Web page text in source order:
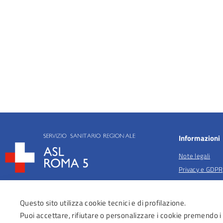
Informazioni
Note legali
Privacy e GDPR
Privacy per
Anticorruzione
Obiettivi di
Questo sito utilizza cookie tecnici e di profilazione.
Puoi accettare, rifiutare o personalizzare i cookie premendo